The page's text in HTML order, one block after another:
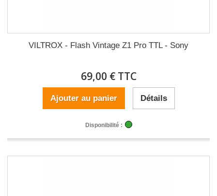
VILTROX - Flash Vintage Z1 Pro TTL - Sony
69,00 € TTC
Ajouter au panier Détails
Disponibilité :